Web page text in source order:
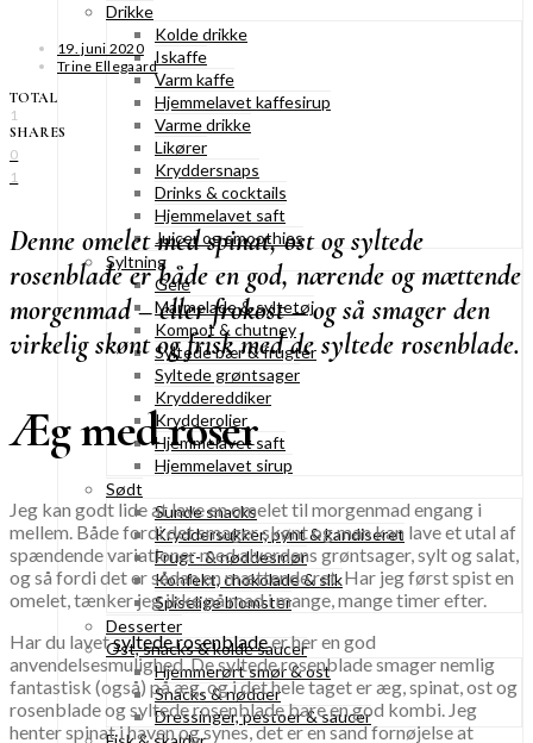
Drikke
Kolde drikke
Iskaffe
Varm kaffe
Hjemmelavet kaffesirup
Varme drikke
Likører
Kryddersnaps
Drinks & cocktails
Hjemmelavet saft
Juicer og smoothies
Syltning
Gelé
Marmelade & syltetøj
Kompot & chutney
Syltede bær & frugter
Syltede grøntsager
Kryddereddiker
Krydderolier
Hjemmelavet saft
Hjemmelavet sirup
Sødt
Sunde snacks
Kryddersukker, pynt & kandiseret
Frugt- & nøddesmør
Konfekt, chokolade & slik
Spiselige blomster
Desserter
Ost, snacks & kolde saucer
Hjemmerørt smør & ost
Snacks & nødder
Dressinger, pestoer & saucer
19. juni 2020
Trine Ellegaard
TOTAL
1
SHARES
0
1
Denne omelet med spinat, ost og syltede
rosenblade er både en god, nærende og mættende
morgenmad – eller frokost – og så smager den
virkelig skønt og frisk med de syltede rosenblade.
Æg med roser
Jeg kan godt lide at lave en omelet til morgenmad engang i
mellem. Både fordi det smager skønt og man kan lave et utal af
spændende variationer med alverdens grøntsager, sylt og salat,
og så fordi det er sådan en mættende ret. Har jeg først spist en
omelet, tænker jeg ikke på mad i mange, mange timer efter.
Har du lavetsyltede rosenbladeer her en god
anvendelsesmulighed. De syltede rosenblade smager nemlig
fantastisk (også) på æg, og i det hele taget er æg, spinat, ost og
rosenblade og syltede rosenblade bare en god kombi. Jeg
henter spinat i haven og synes, det er en sand fornøjelse at